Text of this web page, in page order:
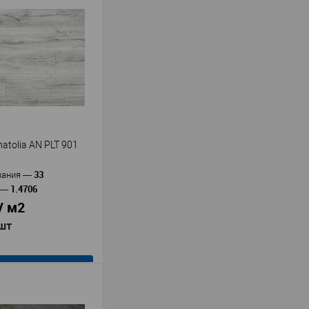
AN PLT 901
— 33
— 1.4706
/ м2